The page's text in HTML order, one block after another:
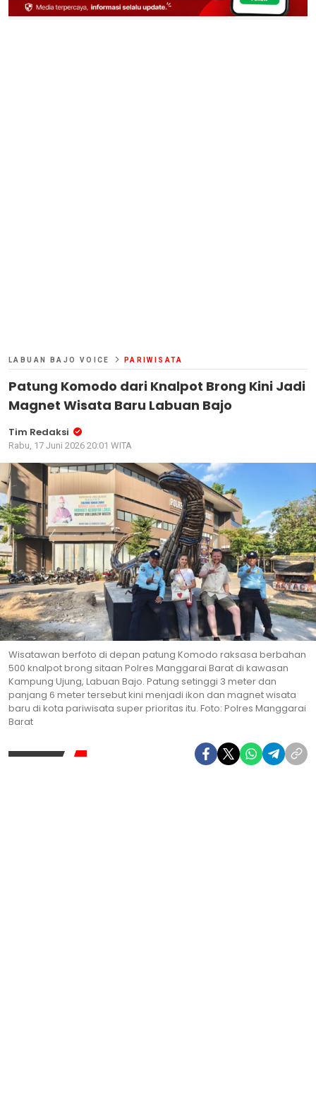
LABUAN BAJO VOICE PARIWISATA
Patung Komodo dari Knalpot Brong Kini Jadi
Magnet Wisata Baru Labuan Bajo
Tim Redaksi
Rabu, 17 Juni 2026 20:01 WITA
Wisatawan berfoto di depan patung Komodo raksasa berbahan
500 knalpot brong sitaan Polres Manggarai Barat di kawasan
Kampung Ujung, Labuan Bajo. Patung setinggi 3 meter dan
panjang 6 meter tersebut kini menjadi ikon dan magnet wisata
baru di kota pariwisata super prioritas itu. Foto: Polres Manggarai
Barat